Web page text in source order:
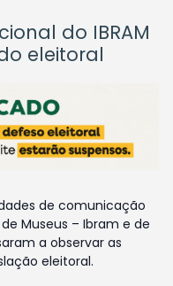
do IBRAM
eleitoral
de comunicação
Museus – Ibram e de
a observar as
eleitoral.